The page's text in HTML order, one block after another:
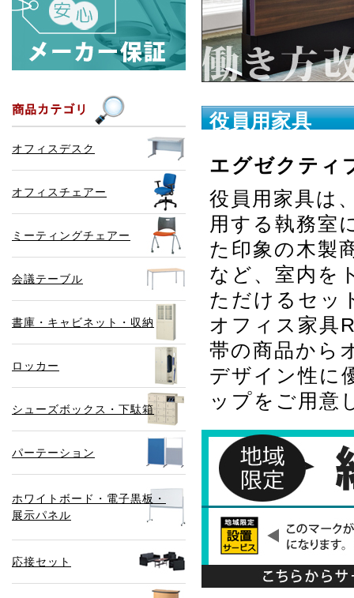
役員用家具
エグゼクティ
役員用家具は
用する執務室
た印象の木製
など、室内を
ただけるセッ
オフィス家具
帯の商品から
デザイン性に
ップをご用意
オフィスデスク
オフィスチェアー
ミーティングチェアー
会議テーブル
書庫・キャビネット・収納
ロッカー
シューズボックス・下駄箱
パーテーション
ホワイトボード・電子黒板・
展示パネル
応接セット